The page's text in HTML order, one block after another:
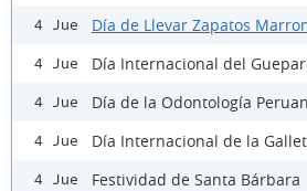
4 Jue Día de Llevar Zapatos
4 Jue Día Internacional del
4 Jue Día de la Odontología
4 Jue Día Internacional de la
4 Jue Festividad de Santa Bárbara